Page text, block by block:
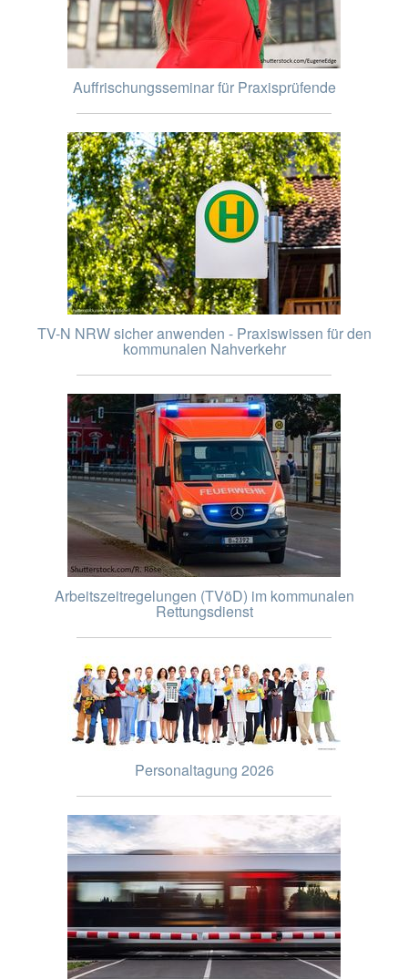
Auffrischungsseminar für Praxisprüfende
TV-N NRW sicher anwenden - Praxiswissen für den
kommunalen Nahverkehr
Arbeitszeitregelungen (TVöD) im kommunalen
Rettungsdienst
Personaltagung 2026